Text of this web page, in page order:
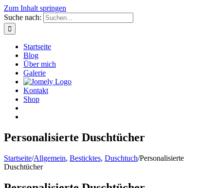
Zum Inhalt springen
Suche nach:
Startseite
Blog
Über mich
Galerie
Kontakt
Shop
Personalisierte Duschtücher
Startseite/Allgemein, Besticktes, Duschtuch/Personalisierte
Duschtücher